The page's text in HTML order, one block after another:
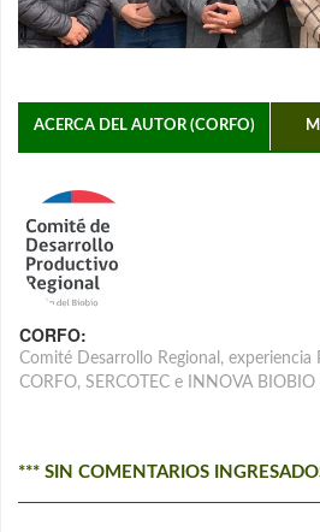
ACERCA DEL AUTOR (CORFO)
CORFO:
Comité Desarrollo Regional, experiencia
CORFO, SERCOTEC e INNOVA
*** SIN COMENTARIOS